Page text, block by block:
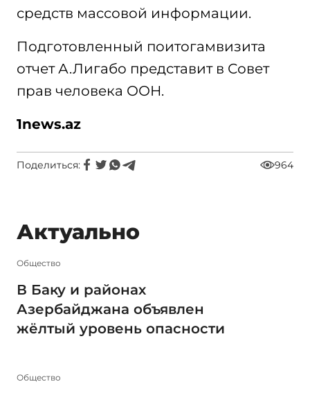
средств массовой информации.
Подготовленный поитогамвизита
отчет А.Лигабо представит в Совет
прав человека ООН.
1news.az
Поделиться: 964
Актуально
Общество
В Баку и районах
Азербайджана объявлен
жёлтый уровень опасности
Общество